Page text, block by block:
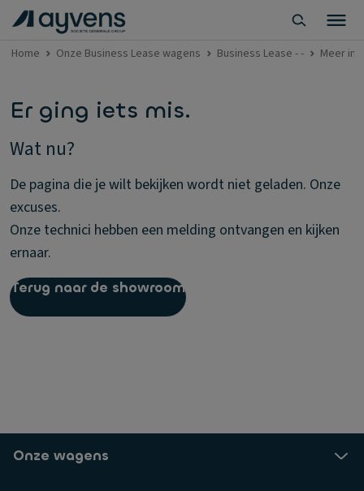
Home Onze Business Lease wagens Business Lease - - Meer
Er ging iets mis.
Wat nu?
De pagina die je wilt bekijken wordt niet geladen. Onze
excuses.
Onze technici hebben een melding ontvangen en kijken
ernaar.
Terug naar de showroom
Onze wagens